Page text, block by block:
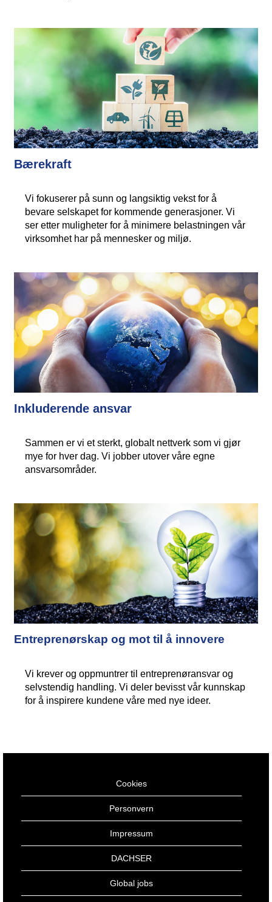
Bærekraft
Vi fokuserer på sunn og langsiktig vekst for å
bevare selskapet for kommende generasjoner. Vi
ser etter muligheter for å minimere belastningen vår
virksomhet har på mennesker og miljø.
Inkluderende ansvar
Sammen er vi et sterkt, globalt nettverk som vi gjør
mye for hver dag. Vi jobber utover våre egne
ansvarsområder.
Entreprenørskap og mot til å innovere
Vi krever og oppmuntrer til entreprenøransvar og
selvstendig handling. Vi deler bevisst vår kunnskap
for å inspirere kundene våre med nye ideer.
Cookies
Personvern
Impressum
DACHSER
Global jobs